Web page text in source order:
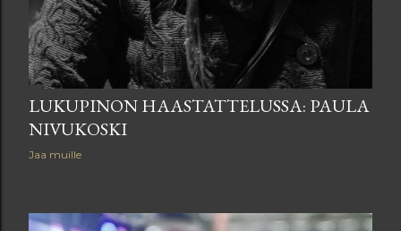
LUKUPINON HAASTATTELUSSA: PAULA
NIVUKOSKI
Jaa muille